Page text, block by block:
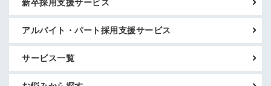
新卒採用支援サービス
アルバイト・パート採用支援サービス
サービス一覧